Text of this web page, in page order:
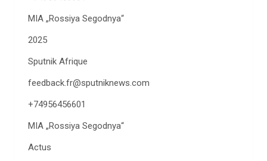
MIA „Rossiya Segodnya“
2025
Sputnik Afrique
feedback.fr@sputniknews.com
+74956456601
MIA „Rossiya Segodnya“
Actus